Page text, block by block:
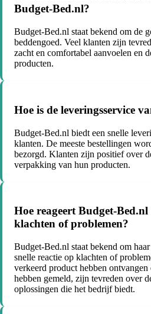
Budget-Bed.nl?
Budget-Bed.nl staat bekend om de
beddengoed. Veel klanten zijn
zacht en comfortabel aanvoelen en
producten.
Hoe is de leveringsservice
Budget-Bed.nl biedt een snelle
klanten. De meeste bestellingen
bezorgd. Klanten zijn positief over
verpakking van hun producten.
Hoe reageert Budget-Bed.nl
klachten of problemen?
Budget-Bed.nl staat bekend om
snelle reactie op klachten of
verkeerd product hebben
hebben gemeld, zijn tevreden over
oplossingen die het bedrijf biedt.